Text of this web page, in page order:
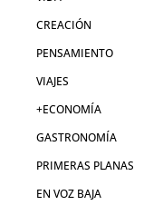
CREACIÓN
PENSAMIENTO
VIAJES
+ECONOMÍA
GASTRONOMÍA
PRIMERAS PLANAS
EN VOZ BAJA